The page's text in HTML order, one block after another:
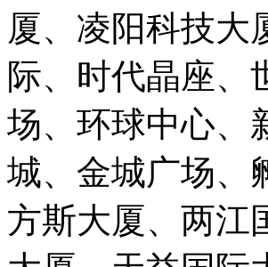
厦、凌阳科技大
际、时代晶座、
场、环球中心、
城、金城广场、
方斯大厦、两江